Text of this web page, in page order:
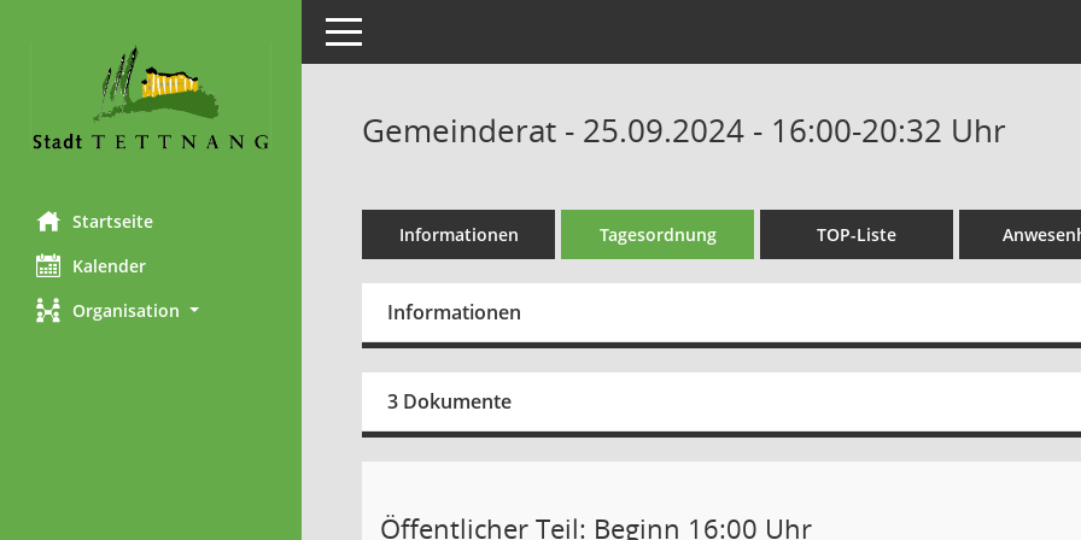
Startseite
Kalender
Organisation
Toggle navigation
Gemeinderat - 25.09.2024 - 16:00-20:32 Uhr
Informationen Tagesordnung TOP-Liste
Informationen
3 Dokumente
Öffentlicher Teil: Beginn 16:00 Uhr